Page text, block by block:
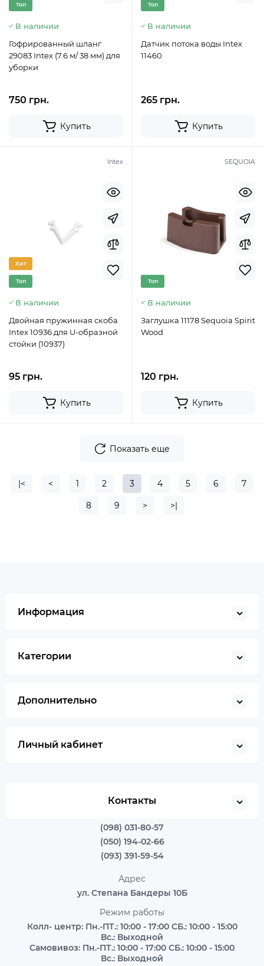
Топ
В наличии
Гофрированный шланг
29083 Intex (7.6 м/ 38 мм) для
уборки
750 грн.
Купить
Топ
В наличии
Датчик потока воды Intex
11460
265 грн.
Купить
Intex
Хит
Топ
В наличии
Двойная пружинная скоба
Intex 10936 для U-образной
стойки (10937)
95 грн.
Купить
SEQUOIA
Топ
В наличии
Заглушка 11178 Sequoia Spirit
Wood
120 грн.
Купить
Показать еще
|< < 1 2 3 4 5 6 7
8 9 > >|
Информация
Категории
Дополнительно
Личный кабинет
Контакты
(098) 031-80-57
(050) 194-02-66
(093) 391-59-54
Адрес
ул. Степана Бандеры 10Б
Режим работы
Колл- центр: Пн.-ПТ.: 10:00 - 17:00 СБ.: 10:00 - 15:00
Вс.: Выходной
Самовивоз: Пн.-ПТ.: 10:00 - 17:00 СБ.: 10:00 - 15:00
Вс.: Выходной